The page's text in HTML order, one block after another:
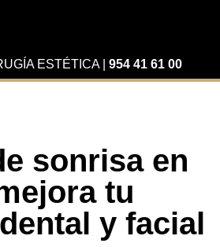
ESTÉTICA| 954 41 61 00
sonrisa en
tu
y facial